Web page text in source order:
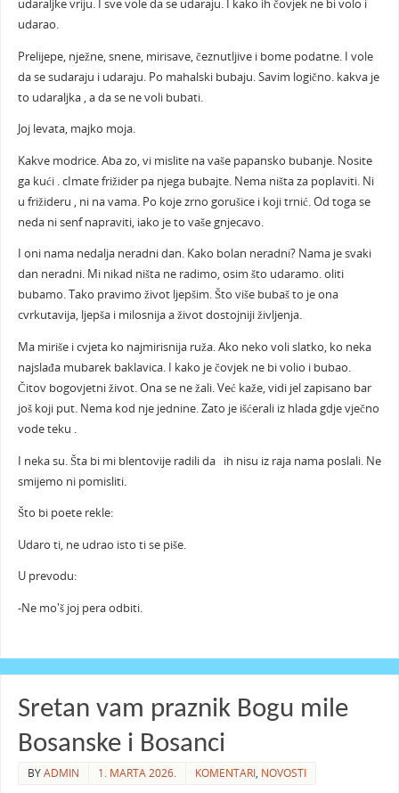
udaraljke vriju. I sve vole da se udaraju. I kako ih čovjek ne bi volo i
udarao.
Prelijepe, nježne, snene, mirisave, čeznutljive i bome podatne. I vole
da se sudaraju i udaraju. Po mahalski bubaju. Savim logično. kakva je
to udaraljka , a da se ne voli bubati.
Joj levata, majko moja.
Kakve modrice. Aba zo, vi mislite na vaše papansko bubanje. Nosite
ga kući . cImate frižider pa njega bubajte. Nema ništa za poplaviti. Ni
u frižideru , ni na vama. Po koje zrno gorušice i koji trnić. Od toga se
neda ni senf napraviti, iako je to vaše gnjecavo.
I oni nama nedalja neradni dan. Kako bolan neradni? Nama je svaki
dan neradni. Mi nikad ništa ne radimo, osim što udaramo. oliti
bubamo. Tako pravimo život ljepšim. Što više bubaš to je ona
cvrkutavija, ljepša i milosnija a život dostojniji življenja.
Ma miriše i cvjeta ko najmirisnija ruža. Ako neko voli slatko, ko neka
najslađa mubarek baklavica. I kako je čovjek ne bi volio i bubao.
Čitov bogovjetni život. Ona se ne žali. Već kaže, vidi jel zapisano bar
još koji put. Nema kod nje jednine. Zato je išćerali iz hlada gdje vječno
vode teku .
I neka su. Šta bi mi blentovije radili da ih nisu iz raja nama poslali. Ne
smijemo ni pomisliti.
Što bi poete rekle:
Udaro ti, ne udrao isto ti se piše.
U prevodu:
-Ne mo'š joj pera odbiti.
Sretan vam praznik Bogu mile
Bosanske i Bosanci
BYADMIN 1. MARTA 2026. KOMENTARI, NOVOSTI